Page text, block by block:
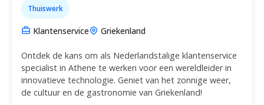
Thuiswerk
Klantenservice Griekenland
Ontdek de kans om als Nederlandstalige klantenservice
specialist in Athene te werken voor een wereldleider in
innovatieve technologie. Geniet van het zonnige weer,
de cultuur en de gastronomie van Griekenland!